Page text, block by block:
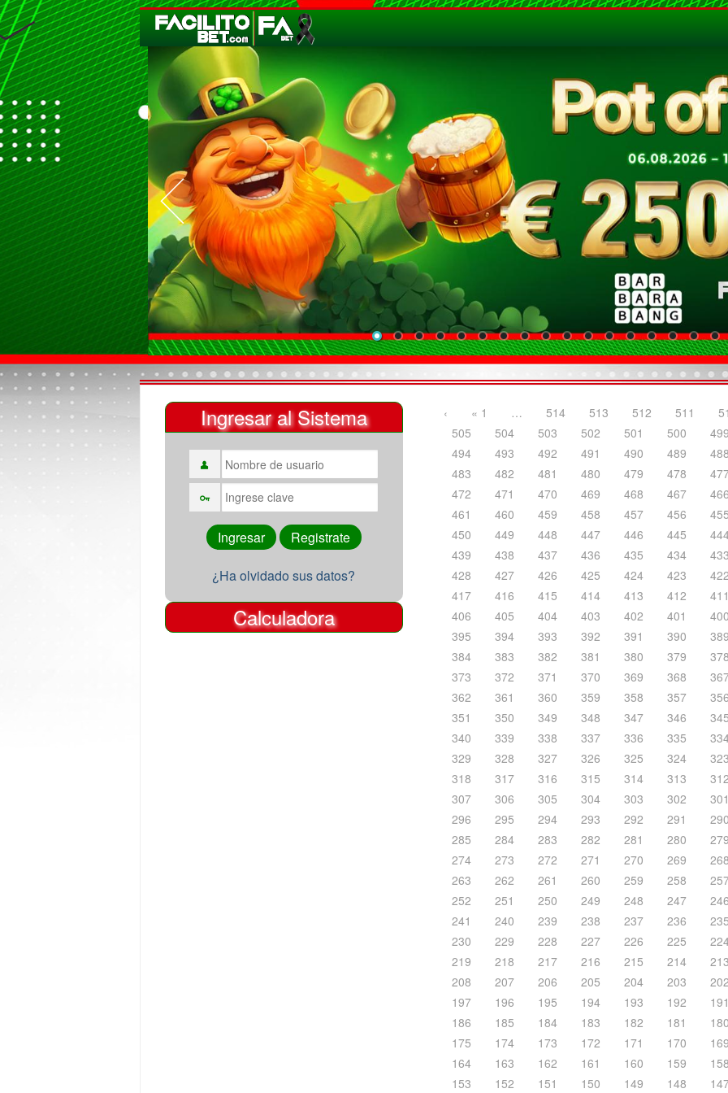
Ingresar al Sistema
¿Ha olvidado sus datos?
Calculadora
‹ « 1 … 514 513 512 511
505
504 503 502 501 500
494
493 492 491 490 489
483
482 481 480 479 478
472
471 470 469 468 467
461
460 459 458 457 456
450
449 448 447 446 445
439
438 437 436 435 434
428
427 426 425 424 423
417
416 415 414 413 412
406
405 404 403 402 401
395
394 393 392 391 390
384
383 382 381 380 379
373
372 371 370 369 368
362
361 360 359 358 357
351
350 349 348 347 346
340
339 338 337 336 335
329
328 327 326 325 324
318
317 316 315 314 313
307
306 305 304 303 302
296
295 294 293 292 291
285
284 283 282 281 280
274
273 272 271 270 269
263
262 261 260 259 258
252
251 250 249 248 247
241
240 239 238 237 236
230
229 228 227 226 225
219
218 217 216 215 214
208
207 206 205 204 203
197
196 195 194 193 192
186
185 184 183 182 181
175
174 173 172 171 170
164
163 162 161 160 159
153
152 151 150 149 148